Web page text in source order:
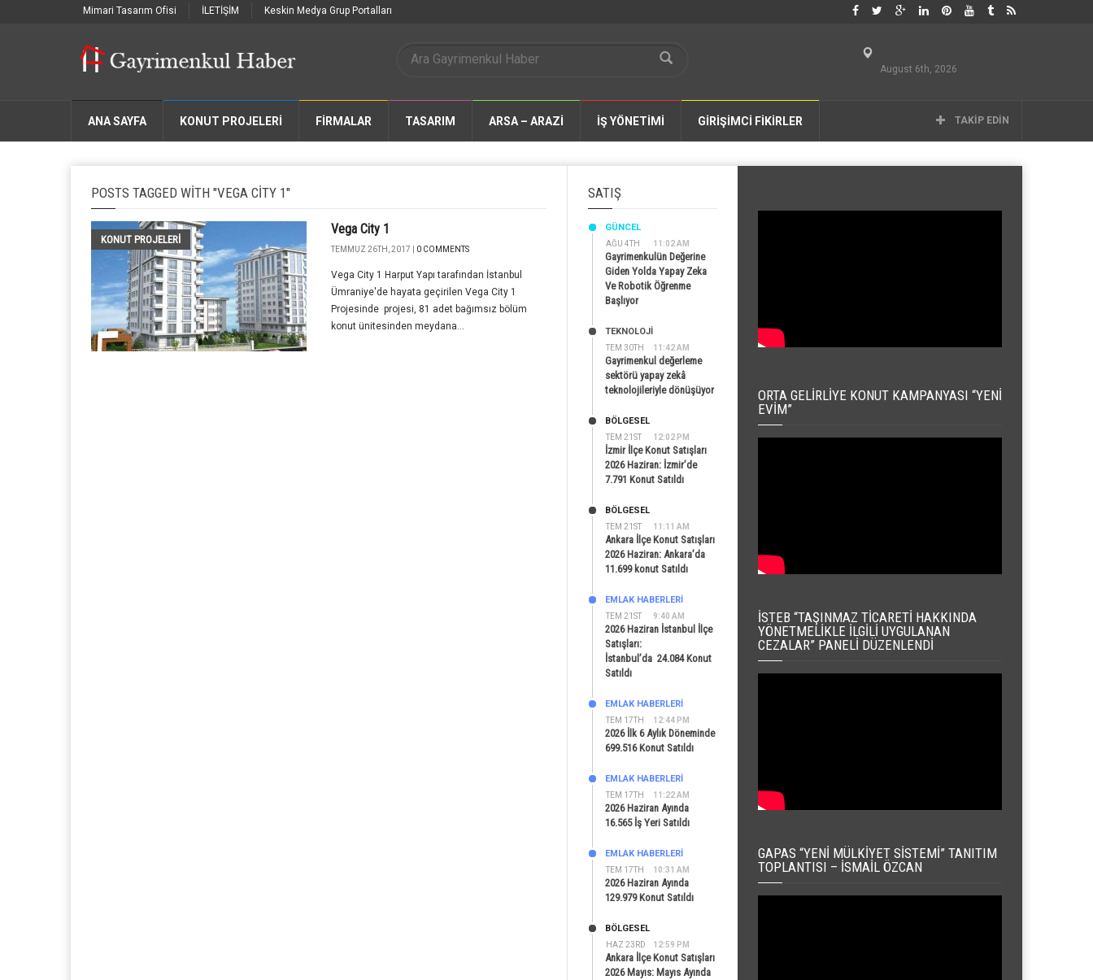
Mimari Tasarım Ofisi İLETİŞİM Keskin Medya Grup Portalları
August 6th, 2026
ANA SAYFA KONUT PROJELERİ FIRMALAR TASARIM ARSA – ARAZİ İŞ YÖNETİMİ GİRİŞİMCİ FİKİRLER TAKIP EDIN
POSTS TAGGED WITH "VEGA CITY 1"
KONUT PROJELERI
Vega City 1
TEMMUZ 26TH, 2017 | 0 COMMENTS
Vega City 1 Harput Yapı tarafından İstanbul
Ümraniye'de hayata geçirilen Vega City 1
Projesinde projesi, 81 adet bağımsız bölüm
konut ünitesinden meydana...
SATIŞ
AĞU 4TH 11:02 AM
GÜNCEL
Gayrimenkulün Değerine
Giden Yolda Yapay Zeka
Ve Robotik Öğrenme
Başlıyor
TEM 30TH 11:42 AM
TEKNOLOJİ
Gayrimenkul değerleme
sektörü yapay zekâ
teknolojileriyle dönüşüyor
TEM 21ST 12:02 PM
BÖLGESEL
İzmir İlçe Konut Satışları
2026 Haziran: İzmir’de
7.791 Konut Satıldı
TEM 21ST 11:11 AM
BÖLGESEL
Ankara İlçe Konut Satışları
2026 Haziran: Ankara’da
11.699 konut Satıldı
TEM 21ST 9:40 AM
EMLAK HABERLERI
2026 Haziran İstanbul İlçe
Satışları:
İstanbul’da 24.084 Konut
Satıldı
TEM 17TH 12:44 PM
EMLAK HABERLERI
2026 İlk 6 Aylık Döneminde
699.516 Konut Satıldı
TEM 17TH 11:22 AM
EMLAK HABERLERI
2026 Haziran Ayında
16.565 İş Yeri Satıldı
TEM 17TH 10:31 AM
EMLAK HABERLERI
2026 Haziran Ayında
129.979 Konut Satıldı
HAZ 23RD 12:59 PM
BÖLGESEL
Ankara İlçe Konut Satışları
2026 Mayıs: Mayıs Ayında
ORTA GELIRLIYE KONUT KAMPANYASI “YENI
EVIM”
İSTEB “TAŞINMAZ TICARETI HAKKINDA
YÖNETMELIKLE İLGILI UYGULANAN
CEZALAR” PANELI DÜZENLENDI
GAPAS “YENI MÜLKIYET SISTEMI” TANITIM
TOPLANTISI – İSMAIL ÖZCAN